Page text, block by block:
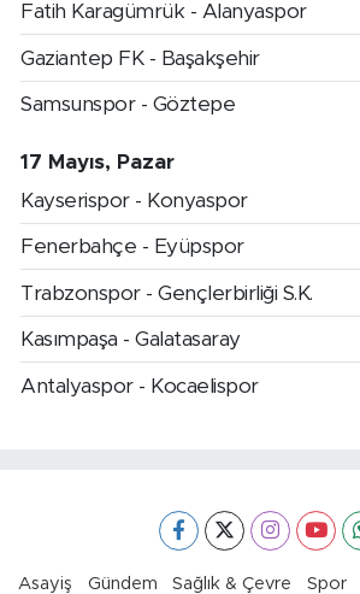
Fatih Karagümrük - Alanyaspor
Gaziantep FK - Başakşehir
Samsunspor - Göztepe
17 Mayıs, Pazar
Kayserispor - Konyaspor
Fenerbahçe - Eyüpspor
Trabzonspor - Gençlerbirliği S.K.
Kasımpaşa - Galatasaray
Antalyaspor - Kocaelispor
Asayiş Gündem Sağlık & Çevre Spor